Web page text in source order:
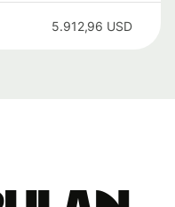
5.912,96 USD